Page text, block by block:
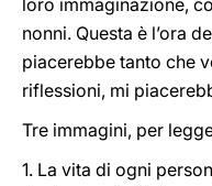
loro immaginazione,
nonni. Questa è l’ora
piacerebbe tanto che
riflessioni, mi
Tre immagini, per
1. La vita di ogni